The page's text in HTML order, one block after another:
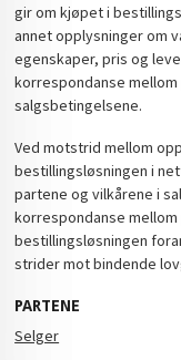
gir om kjøpet i
annet opplysninger om
egenskaper, pris og
korrespondanse
salgsbetingelsene.
Ved motstrid mellom
bestillingsløsningen i
partene og vilkårene i
korrespondanse
bestillingsløsningen
strider mot bindende
PARTENE
Selger